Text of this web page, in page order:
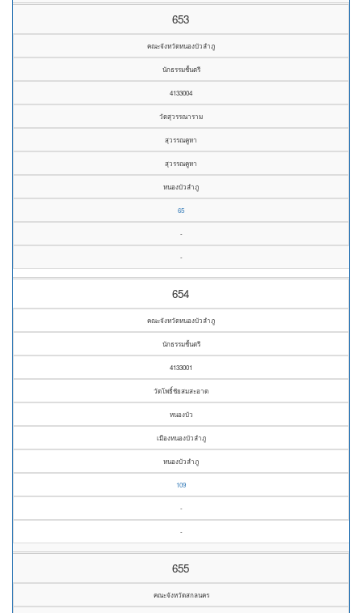
653
คณะจังหวัดหนองบัวลำภู
นักธรรมชั้นตรี
4133004
วัดสุวรรณาราม
สุวรรณคูหา
สุวรรณคูหา
หนองบัวลำภู
65
-
-
654
คณะจังหวัดหนองบัวลำภู
นักธรรมชั้นตรี
4133001
วัดโพธิ์ชัยสมสะอาด
หนองบัว
เมืองหนองบัวลำภู
หนองบัวลำภู
109
-
-
655
คณะจังหวัดสกลนคร